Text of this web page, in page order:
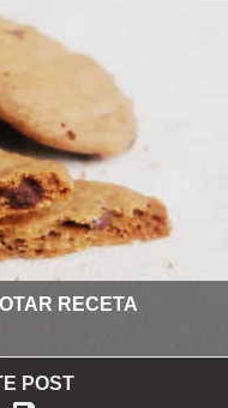
RECETA
POST